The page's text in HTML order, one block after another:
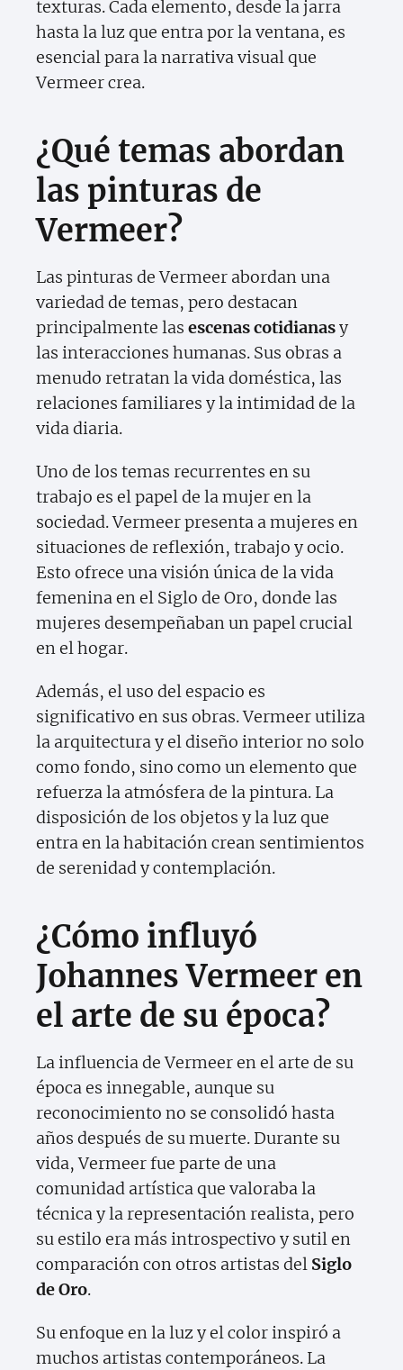
texturas. Cada elemento, desde la jarra
hasta la luz que entra por la ventana, es
esencial para la narrativa visual que
Vermeer crea.
¿Qué temas abordan
las pinturas de
Vermeer?
Las pinturas de Vermeer abordan una
variedad de temas, pero destacan
principalmente las escenas cotidianasy
las interacciones humanas. Sus obras a
menudo retratan la vida doméstica, las
relaciones familiares y la intimidad de la
vida diaria.
Uno de los temas recurrentes en su
trabajo es el papel de la mujer en la
sociedad. Vermeer presenta a mujeres en
situaciones de reflexión, trabajo y ocio.
Esto ofrece una visión única de la vida
femenina en el Siglo de Oro, donde las
mujeres desempeñaban un papel crucial
en el hogar.
Además, el uso del espacio es
significativo en sus obras. Vermeer utiliza
la arquitectura y el diseño interior no solo
como fondo, sino como un elemento que
refuerza la atmósfera de la pintura. La
disposición de los objetos y la luz que
entra en la habitación crean sentimientos
de serenidad y contemplación.
¿Cómo influyó
Johannes Vermeer en
el arte de su época?
La influencia de Vermeer en el arte de su
época es innegable, aunque su
reconocimiento no se consolidó hasta
años después de su muerte. Durante su
vida, Vermeer fue parte de una
comunidad artística que valoraba la
técnica y la representación realista, pero
su estilo era más introspectivo y sutil en
comparación con otros artistas del Siglo
de Oro.
Su enfoque en la luz y el color inspiró a
muchos artistas contemporáneos. La